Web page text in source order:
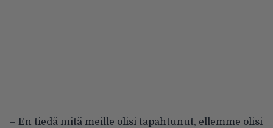
– En tiedä mitä meille olisi tapahtunut, ellemme olisi